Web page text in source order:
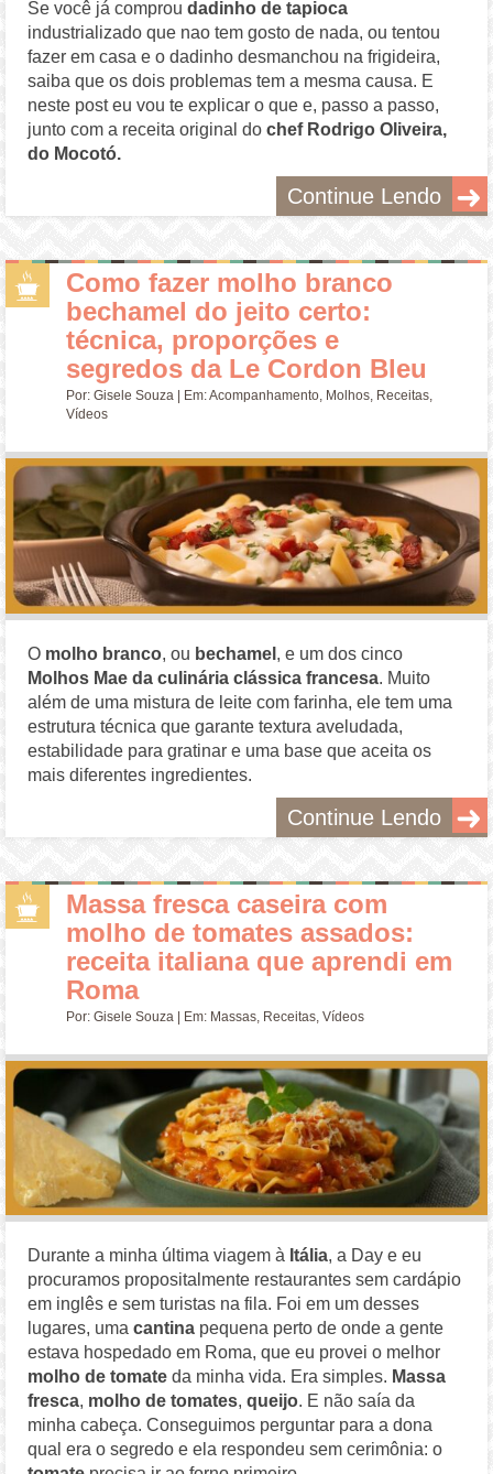
Se você já comproudadinho de tapioca
industrializado que nao tem gosto de nada, ou tentou
fazer em casa e o dadinho desmanchou na frigideira,
saiba que os dois problemas tem a mesma causa. E
neste post eu vou te explicar o que e, passo a passo,
junto com a receita original dochef Rodrigo Oliveira,
do Mocotó.
Continue Lendo
Como fazer molho branco
bechamel do jeito certo:
técnica, proporções e
segredos da Le Cordon Bleu
Por:Gisele Souza | Em:Acompanhamento, Molhos, Receitas,
Vídeos
O molho branco, ou bechamel , e um dos cinco
Molhos Mae da culinária clássica francesa. Muito
além de uma mistura de leite com farinha, ele tem uma
estrutura técnica que garante textura aveludada,
estabilidade para gratinar e uma base que aceita os
mais diferentes ingredientes.
Continue Lendo
Massa fresca caseira com
molho de tomates assados:
receita italiana que aprendi em
Roma
Por:Gisele Souza | Em: Massas, Receitas,Vídeos
Durante a minha última viagem à Itália, a Day e eu
procuramos propositalmente restaurantes sem cardápio
em inglês e sem turistas na fila. Foi em um desses
lugares, umacantina pequena perto de onde a gente
estava hospedado em Roma, que eu provei o melhor
molho de tomate da minha vida. Era simples. Massa
fresca, molho de tomates,queijo. E não saía da
minha cabeça. Conseguimos perguntar para a dona
qual era o segredo e ela respondeu sem cerimônia: o